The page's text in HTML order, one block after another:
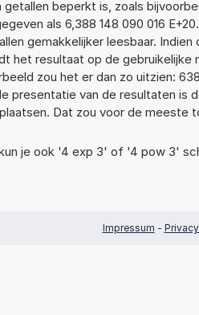
beperkt is, zoals
als 6,388 148 090 016
gemakkelijker leesbaar.
het resultaat op de gebruikelijke
zou het er dan zo uitzien:
presentatie van de resultaten is
Dat zou voor de meeste
je ook '4 exp 3' of '4 pow 3'
Impressum -